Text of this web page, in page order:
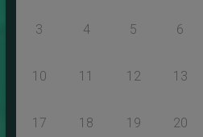
3 4 5 6
10 11 12 13
17 18 19 20